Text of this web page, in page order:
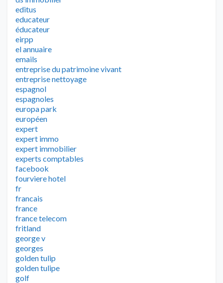
editus
educateur
éducateur
eirpp
el annuaire
emails
entreprise du patrimoine vivant
entreprise nettoyage
espagnol
espagnoles
europa park
européen
expert
expert immo
expert immobilier
experts comptables
facebook
fourviere hotel
fr
francais
france
france telecom
fritland
george v
georges
golden tulip
golden tulipe
golf